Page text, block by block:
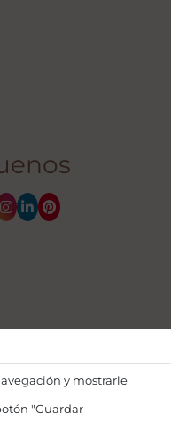
y mostrarle
"Guardar
por la Unión Europea
expresadas son